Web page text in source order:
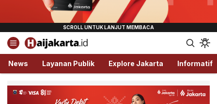
Haijakarta.id
Semua Tentang Jakarta Ada Disini!
News Layanan Publik Explore Jakarta Informatif